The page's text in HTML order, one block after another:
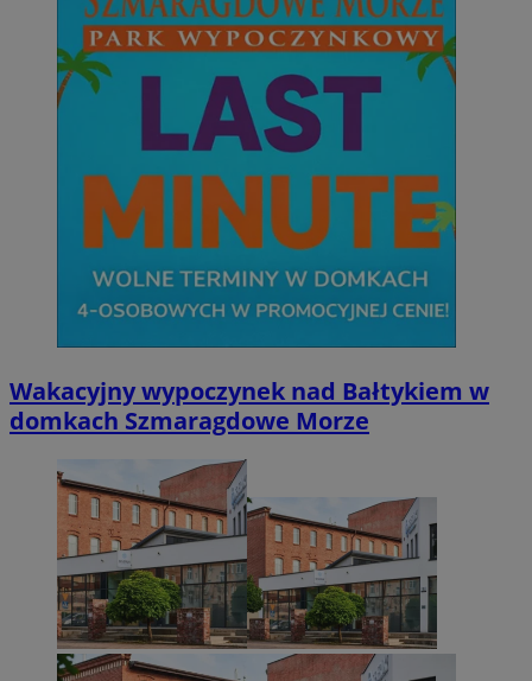
Wakacyjny wypoczynek nad Bałtykiem w
domkach Szmaragdowe Morze